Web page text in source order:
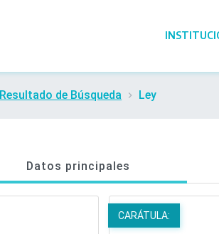
Resultado de Búsqueda Ley
Datos principales
CARÁTULA: